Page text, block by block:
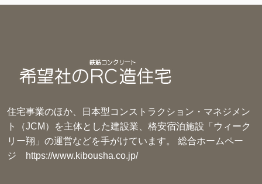
住宅事業のほか、日本型コンストラクション・マネジメン
ト（JCM）を主体とした建設業、格安宿泊施設「ウィーク
リー翔」の運営などを手がけています。 総合ホームペー
ジ
https://www.kibousha.co.jp/